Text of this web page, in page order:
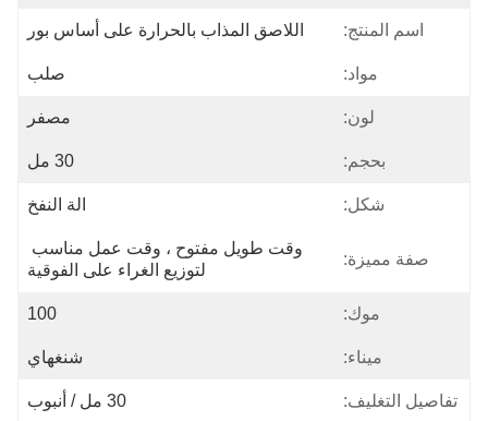
اسم المنتج: اللاصق المذاب بالحرارة على أساس بور
مواد: صلب
لون: مصفر
بحجم: 30 مل
شكل: الة النفخ
صفة مميزة:
وقت طويل مفتوح ، وقت عمل مناسب
لتوزيع الغراء على الفوقية
موك: 100
ميناء: شنغهاي
تفاصيل التغليف: 30 مل / أنبوب